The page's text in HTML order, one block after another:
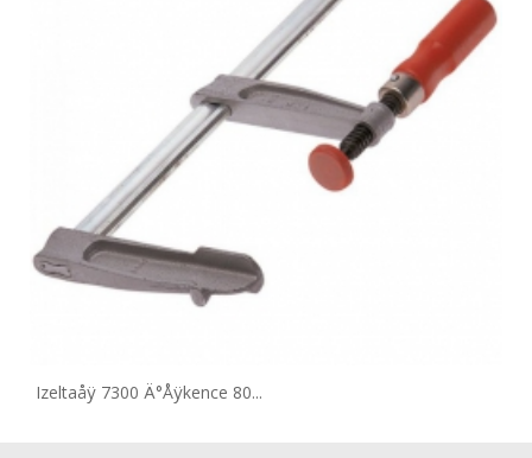
Izeltaåÿ 7300 Ä°Åÿkence 80...